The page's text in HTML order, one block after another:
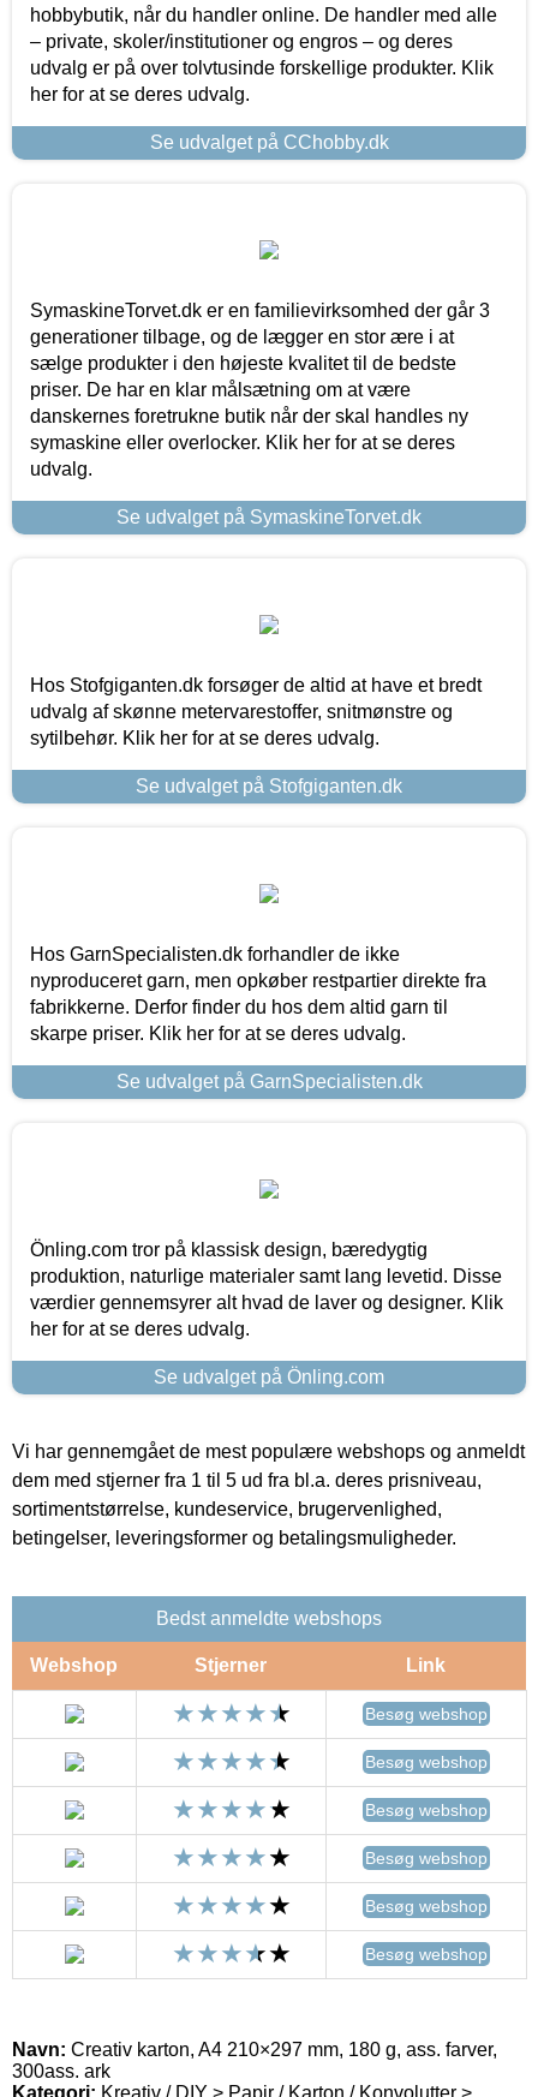
hobbybutik, når du handler online. De handler med alle
– private, skoler/institutioner og engros – og deres
udvalg er på over tolvtusinde forskellige produkter. Klik
her for at se deres udvalg.
Se udvalget på CChobby.dk
SymaskineTorvet.dk er en familievirksomhed der går 3
generationer tilbage, og de lægger en stor ære i at
sælge produkter i den højeste kvalitet til de bedste
priser. De har en klar målsætning om at være
danskernes foretrukne butik når der skal handles ny
symaskine eller overlocker. Klik her for at se deres
udvalg.
Se udvalget på SymaskineTorvet.dk
Hos Stofgiganten.dk forsøger de altid at have et bredt
udvalg af skønne metervarestoffer, snitmønstre og
sytilbehør. Klik her for at se deres udvalg.
Se udvalget på Stofgiganten.dk
Hos GarnSpecialisten.dk forhandler de ikke
nyproduceret garn, men opkøber restpartier direkte fra
fabrikkerne. Derfor finder du hos dem altid garn til
skarpe priser. Klik her for at se deres udvalg.
Se udvalget på GarnSpecialisten.dk
Önling.com tror på klassisk design, bæredygtig
produktion, naturlige materialer samt lang levetid. Disse
værdier gennemsyrer alt hvad de laver og designer. Klik
her for at se deres udvalg.
Se udvalget på Önling.com
Vi har gennemgået de mest populære webshops og anmeldt
dem med stjerner fra 1 til 5 ud fra bl.a. deres prisniveau,
sortimentstørrelse, kundeservice, brugervenlighed,
betingelser, leveringsformer og betalingsmuligheder.
Bedst anmeldte webshops
Webshop Stjerner Link
Besøg webshop
Besøg webshop
Besøg webshop
Besøg webshop
Besøg webshop
Besøg webshop
Navn: Creativ karton, A4 210×297 mm, 180 g, ass. farver,
300ass. ark
Kategori: Kreativ / DIY > Papir / Karton / Konvolutter >